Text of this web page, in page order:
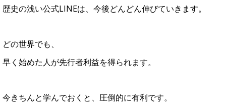
歴史の浅い公式LINEは、今後どんどん伸びていきます。
どの世界でも、
早く始めた人が先行者利益を得られます。
今きちんと学んでおくと、圧倒的に有利です。